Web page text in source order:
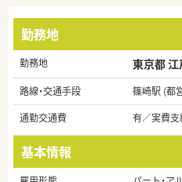
勤務地
勤務地 東京都
路線・交通手段
篠崎駅 (都
通勤交通費
有／実費支
基本情報